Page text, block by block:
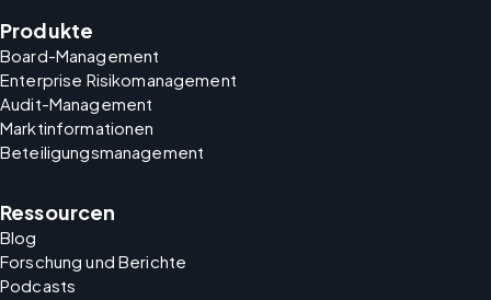
Produkte
Board-Management
Enterprise Risikomanagement
Audit-Management
Marktinformationen
Beteiligungsmanagement
Ressourcen
Blog
Forschung und Berichte
Podcasts